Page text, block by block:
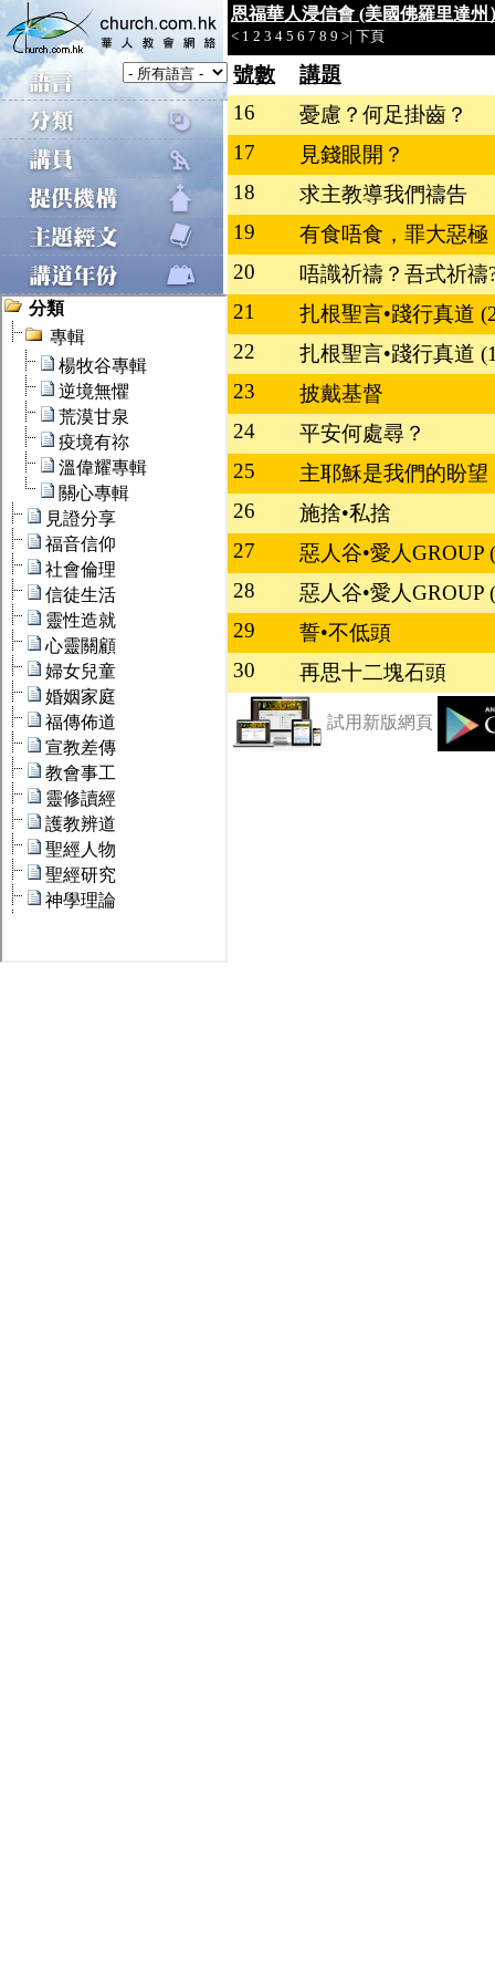
恩福華人浸信會 (美國佛羅里達州
< 1 2 3 4 5 6 7 8 9 >| 下頁
號數
講題
16
憂慮？何足掛齒？
17
見錢眼開？
18
求主教導我們禱告
19
有食唔食，罪大惡極
20
唔識祈禱？吾式祈禱
21
扎根聖言•踐行真道
22
扎根聖言•踐行真道
23
披戴基督
24
平安何處尋？
25
主耶穌是我們的盼望
26
施捨•私捨
27
惡人谷•愛人GROUP
28
惡人谷•愛人GROUP
29
誓•不低頭
30
再思十二塊石頭
試用新版網頁